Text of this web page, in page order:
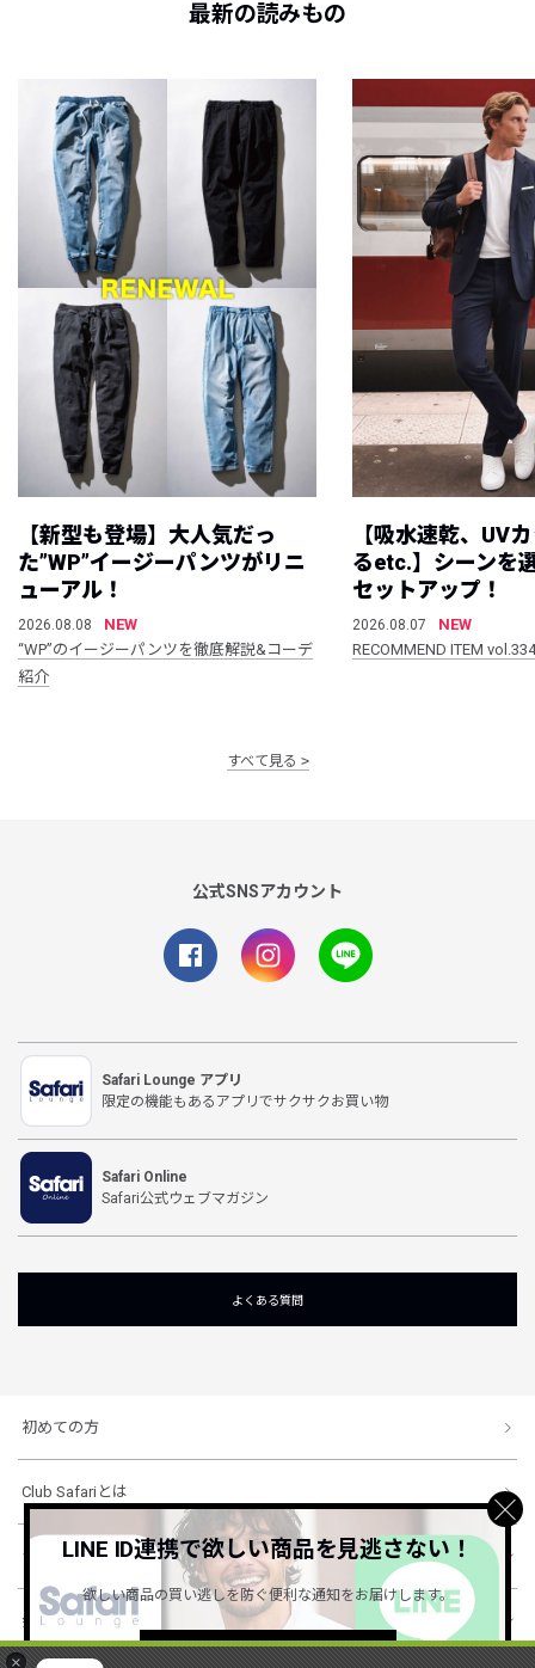
×
最新の読みもの
【新型も登場】大人気だっ
た”WP”イージーパンツがリニ
ューアル！
2026.08.08
NEW
“WP”のイージーパンツを徹底解説&コーデ
紹介
【吸水速乾、UV
るetc.】シーンを
セットアップ！
2026.08.07
NEW
RECOMMEND ITEM vol.334
すべて見る
公式SNSアカウント
Safari Lounge アプリ
限定の機能もあるアプリでサクサクお買い物
Safari Online
Safari公式ウェブマガジン
よくある質問
初めての方
Club Safariとは
ショッピングガイド
会社概要・規約
LINE ID連携で欲しい商品を見逃さない！
欲しい商品の買い逃しを防ぐ便利な通知をお届けします。
詳しくはこちら ＞